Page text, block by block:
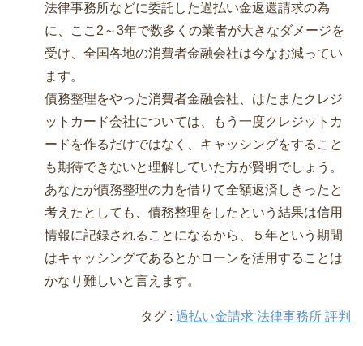
法律事務所などに委託した過払い金返還請求の為
に、ここ2～3年で数多くの業者が大きなダメージを
受け、全国各地の消費者金融会社は今なお減ってい
ます。
債務整理をやった消費者金融会社、はたまたクレジ
ットカード会社については、もう一度クレジットカ
ードを作るだけではなく、キャッシングをすること
も期待できないと理解していた方が賢明でしょう。
あなたが債務整理の力を借りて全額返済しきったと
考えたとしても、債務整理をしたという結果は信用
情報に記録されることになるから、５年という期間
はキャッシングであるとかローンを活用することは
かなり難しいと言えます。
タグ : 過払い金請求 法律事務所 評判